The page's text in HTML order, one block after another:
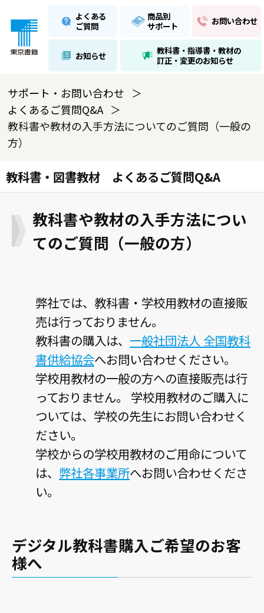
よくある
ご質問
商品別
サポート
お問い合わせ
お知らせ
教科書・指導書・教材の
訂正・変更のお知らせ
サポート・お問い合わせ
よくあるご質問Q&A
教科書や教材の入手方法についてのご質問（一般の
方）
教科書・図書教材 よくあるご質問Q&A
教科書や教材の入手方法につい
てのご質問（一般の方）
弊社では、教科書・学校用教材の直接販
売は行っておりません。
教科書の購入は、 一般社団法人 全国教科
書供給協会へお問い合わせください。
学校用教材の一般の方への直接販売は行
っておりません。 学校用教材のご購入に
ついては、学校の先生にお問い合わせく
ださい。
学校からの学校用教材のご用命について
は、 弊社各事業所へお問い合わせくださ
い。
デジタル教科書購入ご希望のお客
様へ